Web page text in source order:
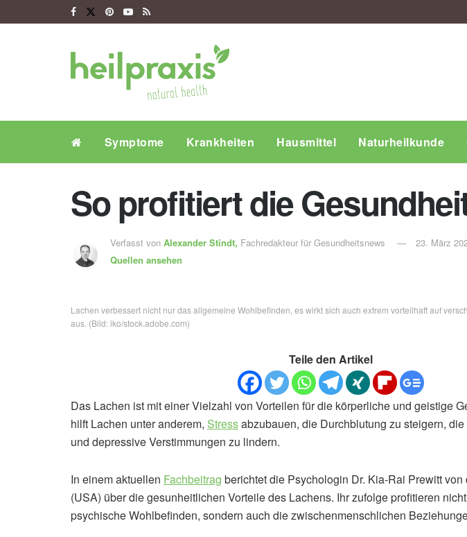
Symptome Krankheiten Hausmittel Naturheilkunde
So profitiert die
Verfasst von Alexander Stindt, Fachredakteur für Gesundheitsnews
Quellen ansehen
23. März
Lachen verbessert nicht nur das allgemeine Wohlbefinden, es wirkt sich auch extrem vorteilhaft auf
aus. (Bild: iko/stock.adobe.com)
Teile den Artikel
Das Lachen ist mit einer Vielzahl von Vorteilen für die körperliche und geistige
hilft Lachen unter anderem, Stressabzubauen, die Durchblutung zu steigern,
und depressive Verstimmungen zu lindern.
In einem aktuellen Fachbeitrag berichtet die Psychologin Dr. Kia-Rai Prewitt
(USA) über die gesunheitlichen Vorteile des Lachens. Ihr zufolge profitieren
psychische Wohlbefinden, sondern auch die zwischenmenschlichen